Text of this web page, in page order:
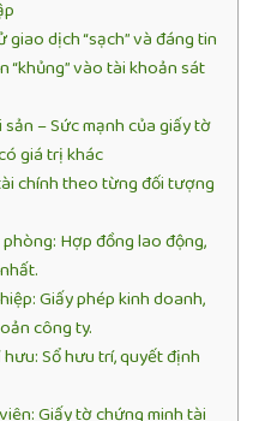
dịch “sạch” và đáng tin
“khủng” vào tài khoản sát
– Sức mạnh của giấy tờ
giá trị khác
chính theo từng đối tượng
Hợp đồng lao động,
Giấy phép kinh doanh,
công ty.
Sổ hưu trí, quyết định
Giấy tờ chứng minh tài